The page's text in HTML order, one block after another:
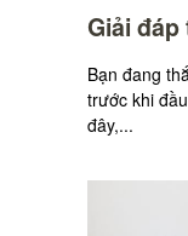
Giải
Bạn đang
trước khi
đây,...